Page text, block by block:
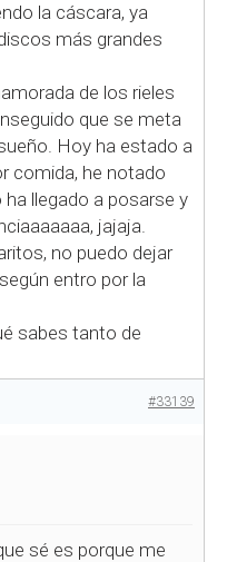
la cáscara, ya
más grandes
de los rieles
que se meta
Hoy ha estado a
comida, he notado
llegado a posarse y
jajaja.
no puedo dejar
entro por la
sabes tanto de
#33139
sé es porque me